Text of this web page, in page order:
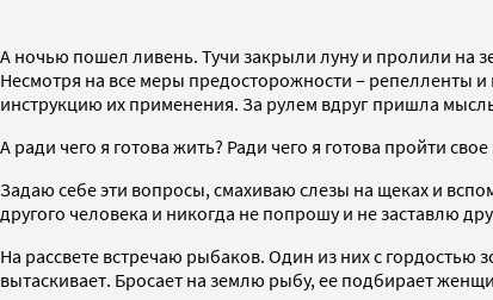
А ночью пошел ливень. Тучи закрыли луну и пролили на
Несмотря на все меры предосторожности – репелленты
инструкцию их применения. За рулем вдруг пришла
А ради чего я готова жить? Ради чего я готова пройти
Задаю себе эти вопросы, смахиваю слезы на щеках и
другого человека и никогда не попрошу и не заставлю
На рассвете встречаю рыбаков. Один из них с гордостью
вытаскивает. Бросает на землю рыбу, ее подбирает